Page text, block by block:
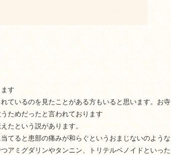
す
ているのを見たことがある方もいると思います。お寺
ためだったと言われております
たという説があります。
てると患部の痛みが和らぐというおまじないのような
アミグダリンやタンニン、トリテルペノイドといった